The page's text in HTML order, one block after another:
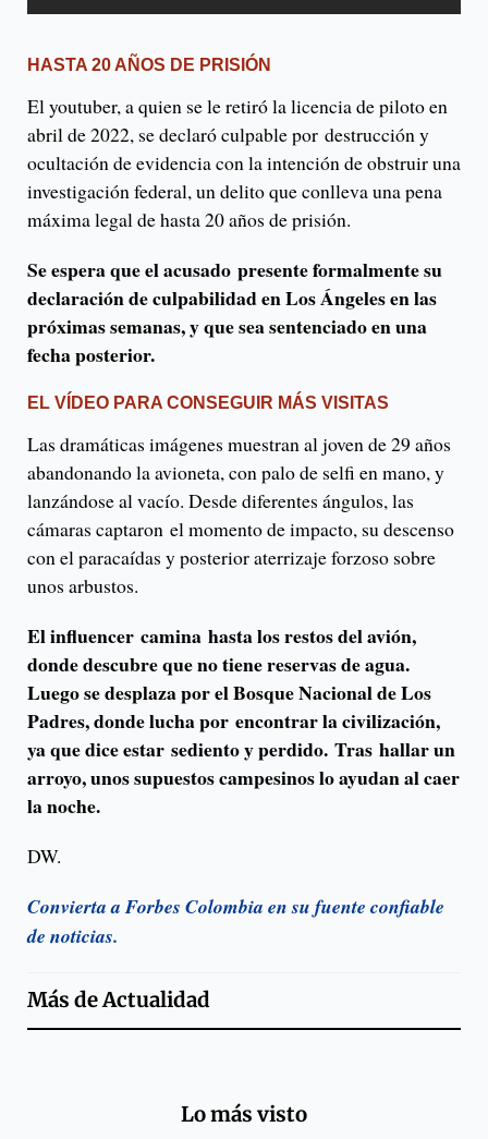
HASTA 20 AÑOS DE PRISIÓN
El youtuber, a quien se le retiró la licencia de piloto en
abril de 2022, se declaró culpable por destrucción y
ocultación de evidencia con la intención de obstruir una
investigación federal, un delito que conlleva una pena
máxima legal de hasta 20 años de prisión.
Se espera que el acusado presente formalmente su
declaración de culpabilidad en Los Ángeles en las
próximas semanas, y que sea sentenciado en una
fecha posterior.
EL VÍDEO PARA CONSEGUIR MÁS VISITAS
Las dramáticas imágenes muestran al joven de 29 años
abandonando la avioneta, con palo de selfi en mano, y
lanzándose al vacío. Desde diferentes ángulos, las
cámaras captaron el momento de impacto, su descenso
con el paracaídas y posterior aterrizaje forzoso sobre
unos arbustos.
El influencer camina hasta los restos del avión,
donde descubre que no tiene reservas de agua.
Luego se desplaza por el Bosque Nacional de Los
Padres, donde lucha por encontrar la civilización,
ya que dice estar sediento y perdido. Tras hallar un
arroyo, unos supuestos campesinos lo ayudan al caer
la noche.
DW.
Convierta a Forbes Colombia en su fuente confiable
de noticias.
Más deActualidad
Lo más visto